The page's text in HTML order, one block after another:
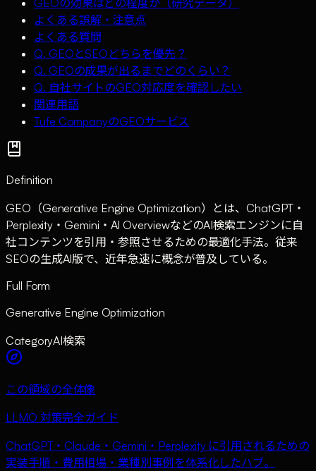
よくある誤解・注意点
よくある質問
Q. GEOとSEOどちらを優先？
Q. GEOの成果が出るまでどのくらい？
Q. 自社サイトのGEO対応度を確認したい
関連用語
Tufe CompanyのGEOサービス
Definition
GEO（Generative Engine Optimization）とは、ChatGPT・
Perplexity・Gemini・AI OverviewなどのAI検索エンジンに自
社コンテンツを引用・参照させるための最適化手法。従来
SEOの生成AI版で、近年急速に概念が普及している。
Full Form
Generative Engine Optimization
CategoryAI検索
この領域の全体像
LLMO 対策完全ガイド
ChatGPT・Claude・Gemini・Perplexity に引用されるための
実装手順・費用相場・業種別事例を体系化したハブ。